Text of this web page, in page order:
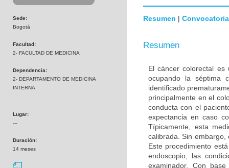
Sede:
Bogotá
Facultad:
2- FACULTAD DE MEDICINA
Dependencia:
2- DEPARTAMENTO DE MEDICINA
INTERNA
Lugar:
---
Duración:
14 meses
Resumen | Convocatoria
Resumen
El cáncer colorectal
ocupando la séptima
identificado
principalmente en el
conducta con el
expectancia en caso
Típicamente, esta
calibrada. Sin
Este procedimiento
endoscopio, las
examinador. Con